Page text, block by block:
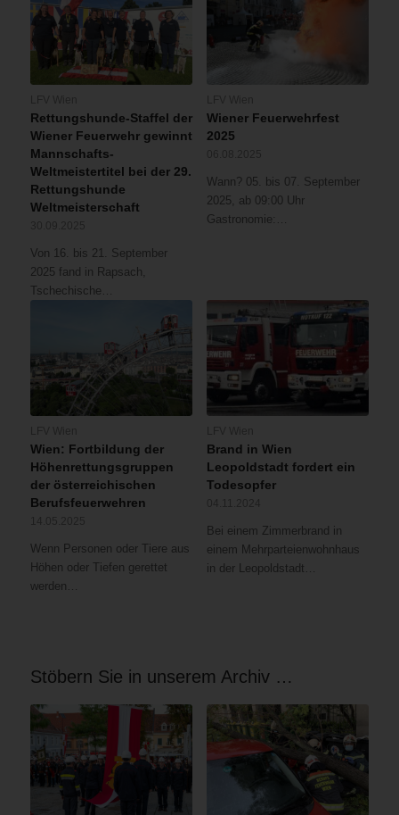
Rettungshunde-Staffel der
Wiener Feuerwehr gewinnt
Mannschafts-
Weltmeistertitel bei der 29.
Rettungshunde
Weltmeisterschaft
Von 16. bis 21. September
2025 fand in Rapsach,
Tschechische…
Wiener Feuerwehrfest
2025
Wann? 05. bis 07. September
2025, ab 09:00 Uhr
Gastronomie:…
Wien: Fortbildung der
Höhenrettungsgruppen
der österreichischen
Berufsfeuerwehren
Wenn Personen oder Tiere aus
Höhen oder Tiefen gerettet
werden…
Brand in Wien
Leopoldstadt fordert ein
Todesopfer
Bei einem Zimmerbrand in
einem Mehrparteienwohnhaus
in der Leopoldstadt…
Stöbern Sie in unserem Archiv …